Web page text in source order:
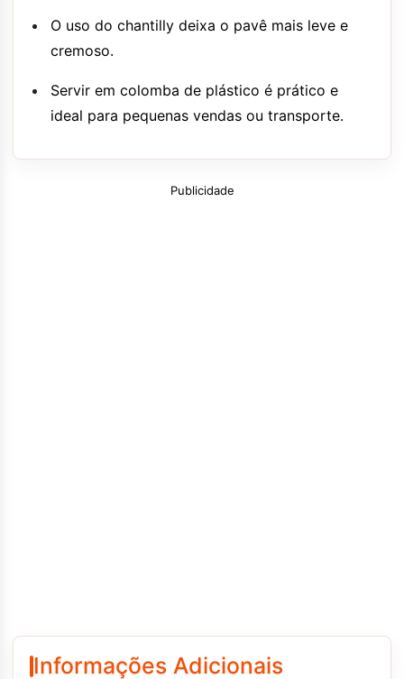
O uso do chantilly deixa o pavê mais leve e
cremoso.
Servir em colomba de plástico é prático e
ideal para pequenas vendas ou transporte.
Publicidade
Informações Adicionais